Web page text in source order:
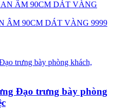
ÂM 90CM DÁT VÀNG 9999
Đạo trưng bày phòng